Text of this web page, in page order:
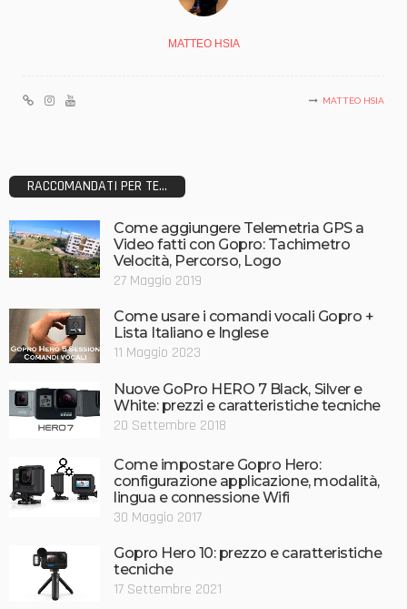
MATTEO HSIA
MATTEO HSIA
RACCOMANDATI PER TE...
Come aggiungere Telemetria GPS a
Video fatti con Gopro: Tachimetro
Velocità, Percorso, Logo
27 Maggio 2019
Come usare i comandi vocali Gopro +
Lista Italiano e Inglese
11 Maggio 2023
Nuove GoPro HERO 7 Black, Silver e
White: prezzi e caratteristiche tecniche
20 Settembre 2018
Come impostare Gopro Hero:
configurazione applicazione, modalità,
lingua e connessione Wifi
30 Maggio 2017
Gopro Hero 10: prezzo e caratteristiche
tecniche
17 Settembre 2021